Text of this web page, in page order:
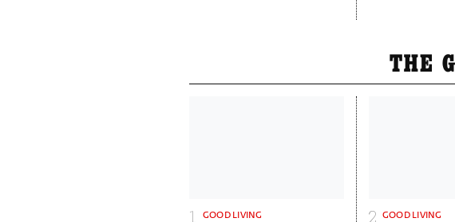
THE
GOOD LIVING GOOD LIVING